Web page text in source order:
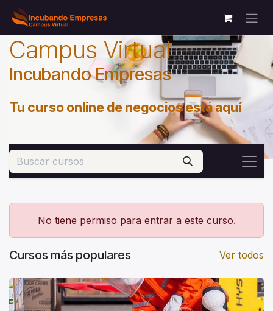
Ir al contenido
Campus Virtual
Incubando Empresas
Tu curso online de negocios está aquí
No tiene permiso para entrar a este curso.
Ver todos
Cursos más populares